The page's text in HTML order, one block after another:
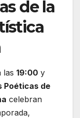
de la
las 19:00 y
Poéticas de
celebran